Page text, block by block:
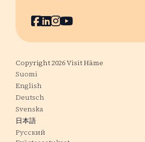
Facebook
Sivu avautuu uudessa
LinkedIn
Sivu avautuu
Instagram
Sivu avautuu
YouTube
Sivu avautuu
Copyright 2026 Visit Häme
Suomi
English
Deutsch
Svenska
日本語
Русский